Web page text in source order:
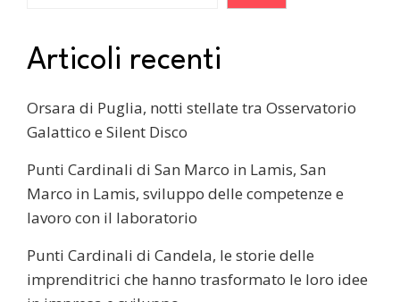
Articoli recenti
Orsara di Puglia, notti stellate tra Osservatorio
Galattico e Silent Disco
Punti Cardinali di San Marco in Lamis, San
Marco in Lamis, sviluppo delle competenze e
lavoro con il laboratorio
Punti Cardinali di Candela, le storie delle
imprenditrici che hanno trasformato le loro idee